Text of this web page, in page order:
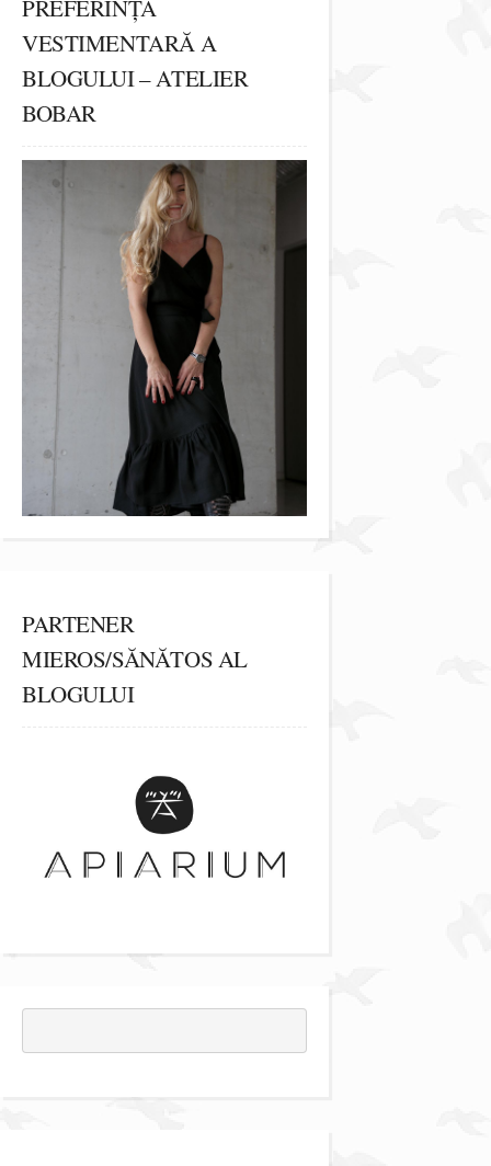
PREFERINȚA
VESTIMENTARĂ A
BLOGULUI – ATELIER
BOBAR
PARTENER
MIEROS/SĂNĂTOS AL
BLOGULUI